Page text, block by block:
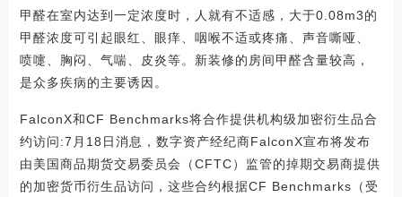
甲醛在室内达到一定浓度时，人就有不适感，大于0.08m3的
甲醛浓度可引起眼红、眼痒、咽喉不适或疼痛、声音嘶哑、
喷嚏、胸闷、气喘、皮炎等。新装修的房间甲醛含量较高，
是众多疾病的主要诱因。
FalconX和CF Benchmarks将合作提供机构级加密衍生品合
约访问:7月18日消息，数字资产经纪商FalconX宣布将发布
由美国商品期货交易委员会（CFTC）监管的掉期交易商提供
的加密货币衍生品访问，这些合约根据CF Benchmarks（受